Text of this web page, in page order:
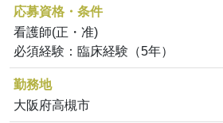
応募資格・条件
看護師(正・准)
必須経験：臨床経験（5年）
勤務地
大阪府高槻市